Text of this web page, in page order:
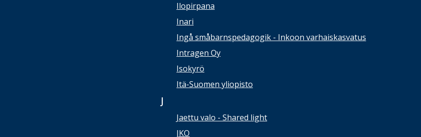
Ilopirpana
Inari
Ingå småbarnspedagogik - Inkoon varhaiskasvatus
Intragen Oy
Isokyrö
Itä-Suomen yliopisto
J
Jaettu valo - Shared light
JKO